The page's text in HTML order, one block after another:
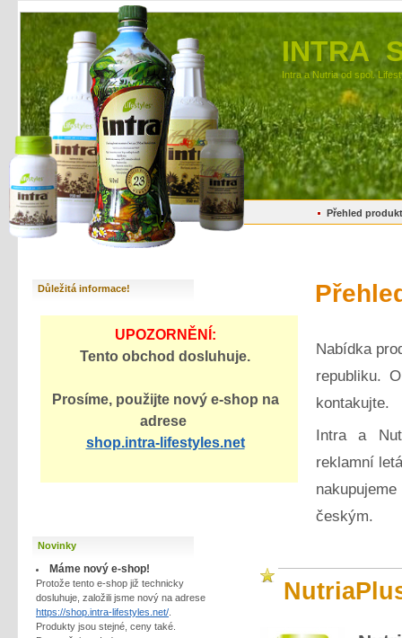
INTRA
Intra a Nutria od spol.
Přehled
Důležitá informace!
UPOZORNĚNÍ:
Tento obchod dosluhuje.
Prosíme, použijte nový e-shop na
adrese
shop.intra-lifestyles.net
Novinky
Máme nový e-shop!
Protože tento e-shop již technicky
dosluhuje, založili jsme nový na adrese
https://shop.intra-lifestyles.net/
Produkty jsou stejné, ceny také.
Nabídka
republiku.
kontakujte.
Intra a
reklamní
českým.